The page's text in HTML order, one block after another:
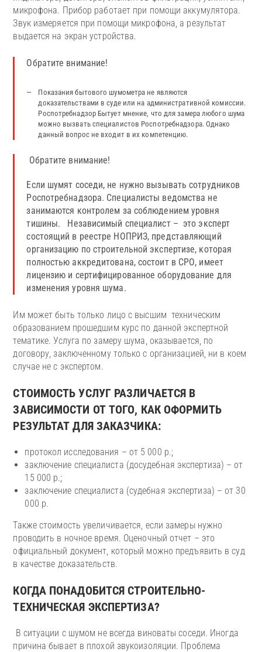
микрофона. Прибор работает при помощи аккумулятора.
Звук измеряется при помощи микрофона, а результат
выдается на экран устройства.
Обратите внимание!
Показания бытового шумометра не являются
доказательствами в суде или на административной комиссии.
Роспотребнадзор Бытует мнение, что для замера любого шума
можно вызвать специалистов Роспотребнадзора. Однако
данный вопрос не входит в их компетенцию.
Обратите внимание!
Если шумят соседи, не нужно вызывать сотрудников
Роспотребнадзора. Специалисты ведомства не
занимаются контролем за соблюдением уровня
тишины. Независимый специалист – это эксперт
состоящий в реестре НОПРИЗ, представляющий
организацию по строительной экспертизе, которая
полностью аккредитована, состоит в СРО, имеет
лицензию и сертифицированное оборудование для
изменения уровня шума.
Им может быть только лицо с высшим техническим
образованием прошедшим курс по данной экспертной
тематике. Услуга по замеру шума, оказывается, по
договору, заключенному только с организацией, ни в коем
случае не с экспертом.
СТОИМОСТЬ УСЛУГ РАЗЛИЧАЕТСЯ В
ЗАВИСИМОСТИ ОТ ТОГО, КАК ОФОРМИТЬ
РЕЗУЛЬТАТ ДЛЯ ЗАКАЗЧИКА:
протокол исследования – от 5 000 р.;
заключение специалиста (досудебная экспертиза) – от
15 000 р.;
заключение специалиста (судебная экспертиза) – от 30
000 р.
Также стоимость увеличивается, если замеры нужно
проводить в ночное время. Оценочный отчет – это
официальный документ, который можно предъявить в суд
в качестве доказательств.
КОГДА ПОНАДОБИТСЯ СТРОИТЕЛЬНО-
ТЕХНИЧЕСКАЯ ЭКСПЕРТИЗА?
В ситуации с шумом не всегда виноваты соседи. Иногда
причина бывает в плохой звукоизоляции. Проблема